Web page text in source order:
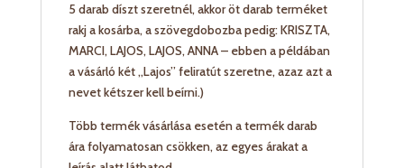
5 darab díszt szeretnél, akkor öt darab terméket
rakj a kosárba, a szövegdobozba pedig: KRISZTA,
MARCI, LAJOS, LAJOS, ANNA – ebben a példában
a vásárló két „Lajos” feliratút szeretne, azaz azt a
nevet kétszer kell beírni.)
Több termék vásárlása esetén a termék darab
ára folyamatosan csökken, az egyes árakat a